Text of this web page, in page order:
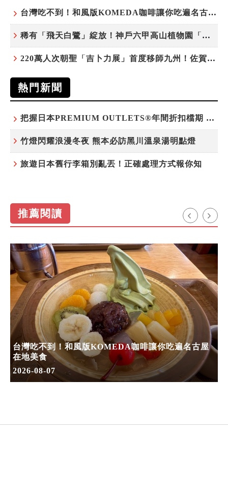
台灣吃不到！和風版KOMEDA咖啡讓你吃遍名古屋在地美食
稀有「飛天白鷺」綻放！神戶六甲高山植物園「鷺草」珍貴現身
220萬人次朝聖「吉卜力展」首度移師九州！佐賀站早鳥平日套票8/10搶先開賣
熱門新聞
把握日本PREMIUM OUTLETS®年間折扣檔期 越買越划算
竹燈閃耀浪漫冬夜 熊本必訪黑川溫泉湯明點燈
旅遊日本舊行李箱別亂丟！正確處理方式報你知
推薦閱讀
台灣吃不到！和風版KOMEDA咖啡讓你吃遍名古屋
在地美食
2026-08-07